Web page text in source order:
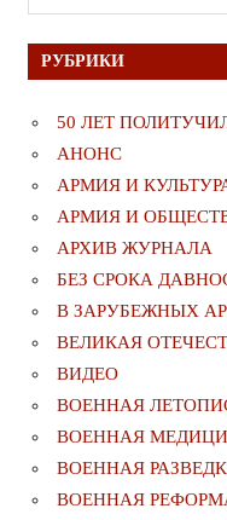
для:
РУБРИКИ
50 ЛЕТ
АНОНС
АРМИЯ И
АРМИЯ И
АРХИВ ЖУРНАЛА
БЕЗ СРОКА
В ЗАРУБЕЖНЫХ
ВЕЛИКАЯ
ВИДЕО
ВОЕННАЯ
ВОЕННАЯ
ВОЕННАЯ
ВОЕННАЯ